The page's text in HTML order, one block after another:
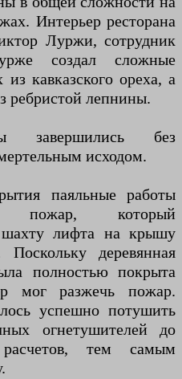
Интерьер ресторана
Луржи, сотрудник
создал сложные
кавказского ореха, а
ребристой лепнины.
завершились без
исходом.
паяльные работы
пожар, который
шахту лифта на крышу
деревянная
полностью покрыта
мог разжечь пожар.
успешно потушить
огнетушителей до
тем самым